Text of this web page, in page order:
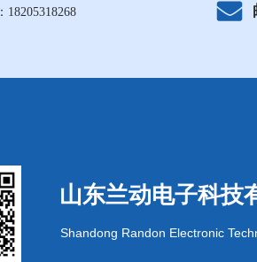
：18205318268
山东兰动电子科技
Shandong Randon Electronic